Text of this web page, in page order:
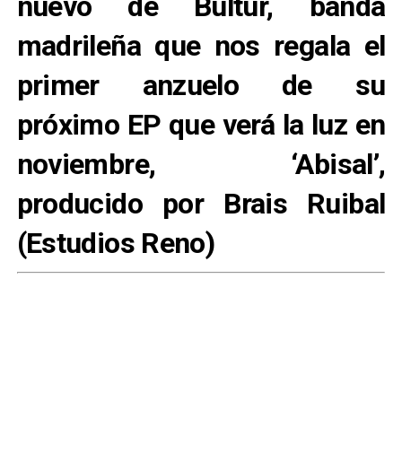
madrileña que nos regala el
primer anzuelo de su
próximo EP que verá la luz en
noviembre, ‘Abisal’,
producido por Brais Ruibal
(Estudios Reno)